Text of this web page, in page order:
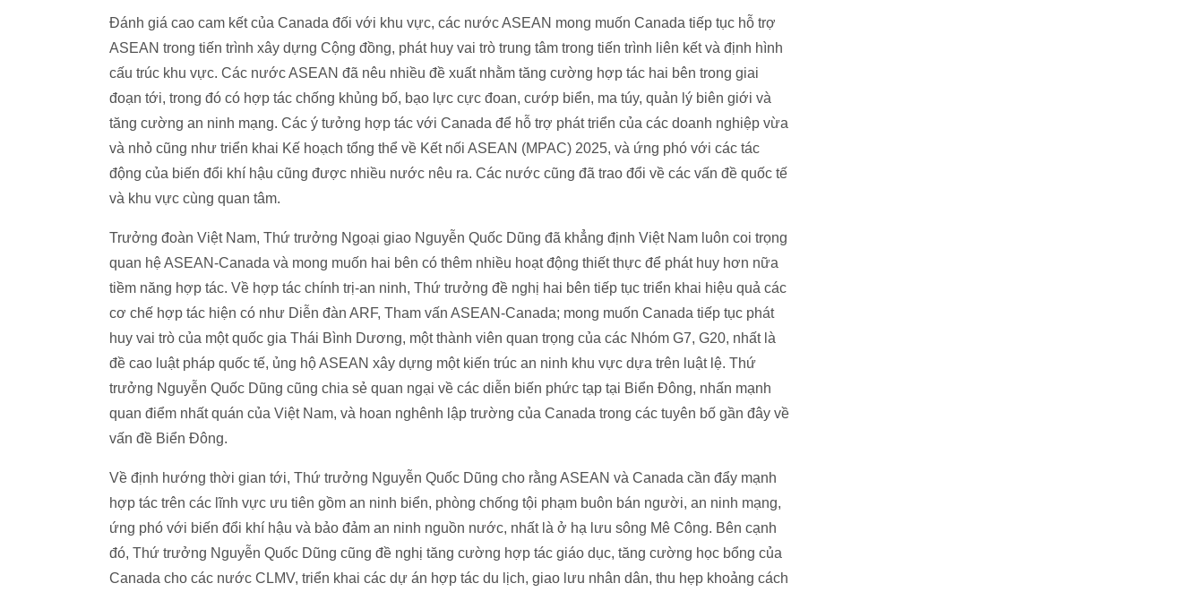
Đánh giá cao cam kết của Canada đối với khu vực, các nước ASEAN mong muốn Canada tiếp tục hỗ trợ
ASEAN trong tiến trình xây dựng Cộng đồng, phát huy vai trò trung tâm trong tiến trình liên kết và định hình
cấu trúc khu vực. Các nước ASEAN đã nêu nhiều đề xuất nhằm tăng cường hợp tác hai bên trong giai
đoạn tới, trong đó có hợp tác chống khủng bố, bạo lực cực đoan, cướp biển, ma túy, quản lý biên giới và
tăng cường an ninh mạng. Các ý tưởng hợp tác với Canada để hỗ trợ phát triển của các doanh nghiệp vừa
và nhỏ cũng như triển khai Kế hoạch tổng thể về Kết nối ASEAN (MPAC) 2025, và ứng phó với các tác
động của biến đổi khí hậu cũng được nhiều nước nêu ra. Các nước cũng đã trao đổi về các vấn đề quốc tế
và khu vực cùng quan tâm.
Trưởng đoàn Việt Nam, Thứ trưởng Ngoại giao Nguyễn Quốc Dũng đã khẳng định Việt Nam luôn coi trọng
quan hệ ASEAN-Canada và mong muốn hai bên có thêm nhiều hoạt động thiết thực để phát huy hơn nữa
tiềm năng hợp tác. Về hợp tác chính trị-an ninh, Thứ trưởng đề nghị hai bên tiếp tục triển khai hiệu quả các
cơ chế hợp tác hiện có như Diễn đàn ARF, Tham vấn ASEAN-Canada; mong muốn Canada tiếp tục phát
huy vai trò của một quốc gia Thái Bình Dương, một thành viên quan trọng của các Nhóm G7, G20, nhất là
đề cao luật pháp quốc tế, ủng hộ ASEAN xây dựng một kiến trúc an ninh khu vực dựa trên luật lệ. Thứ
trưởng Nguyễn Quốc Dũng cũng chia sẻ quan ngại về các diễn biến phức tạp tại Biển Đông, nhấn mạnh
quan điểm nhất quán của Việt Nam, và hoan nghênh lập trường của Canada trong các tuyên bố gần đây về
vấn đề Biển Đông.
Về định hướng thời gian tới, Thứ trưởng Nguyễn Quốc Dũng cho rằng ASEAN và Canada cần đẩy mạnh
hợp tác trên các lĩnh vực ưu tiên gồm an ninh biển, phòng chống tội phạm buôn bán người, an ninh mạng,
ứng phó với biến đổi khí hậu và bảo đảm an ninh nguồn nước, nhất là ở hạ lưu sông Mê Công. Bên cạnh
đó, Thứ trưởng Nguyễn Quốc Dũng cũng đề nghị tăng cường hợp tác giáo dục, tăng cường học bổng của
Canada cho các nước CLMV, triển khai các dự án hợp tác du lịch, giao lưu nhân dân, thu hẹp khoảng cách